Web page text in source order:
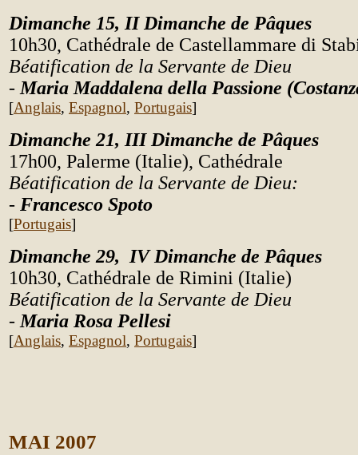
Dimanche 15, II Dimanche de Pâques
10h30, Cathédrale de Castellammare di
Béatification de la Servante de Dieu
- Maria Maddalena della Passione
[Anglais, Espagnol, Portugais]
Dimanche 21, III Dimanche de Pâques
17h00, Palerme (Italie), Cathédrale
Béatification de la Servante de Dieu:
- Francesco Spoto
[Portugais]
Dimanche 29, IV Dimanche de Pâques
10h30, Cathédrale de Rimini (Italie)
Béatification de la Servante de Dieu
- Maria Rosa Pellesi
[Anglais, Espagnol, Portugais]
MAI 2007